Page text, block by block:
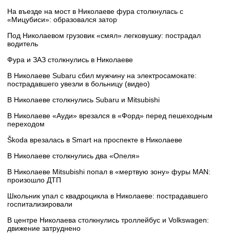
На въезде на мост в Николаеве фура столкнулась с
«Мицубиси»: образовался затор
Под Николаевом грузовик «смял» легковушку: пострадал
водитель
Фура и ЗАЗ столкнулись в Николаеве
В Николаеве Subaru сбил мужчину на электросамокате:
пострадавшего увезли в больницу (видео)
В Николаеве столкнулись Subaru и Mitsubishi
В Николаеве «Ауди» врезался в «Форд» перед пешеходным
переходом
Škoda врезалась в Smart на проспекте в Николаеве
В Николаеве столкнулись два «Опеля»
В Николаеве Mitsubishi попал в «мертвую зону» фуры MAN:
произошло ДТП
Школьник упал с квадроцикла в Николаеве: пострадавшего
госпитализировали
В центре Николаева столкнулись троллейбус и Volkswagen:
движение затруднено